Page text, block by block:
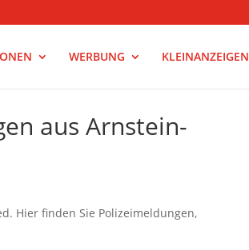
WERBUNG KLEINANZEIGEN
aus Arnstein-
Hier finden Sie Polizeimeldungen,